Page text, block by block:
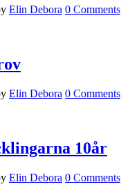
Elin Debora 0 Comments
Elin Debora 0 Comments
10år
Elin Debora 0 Comments